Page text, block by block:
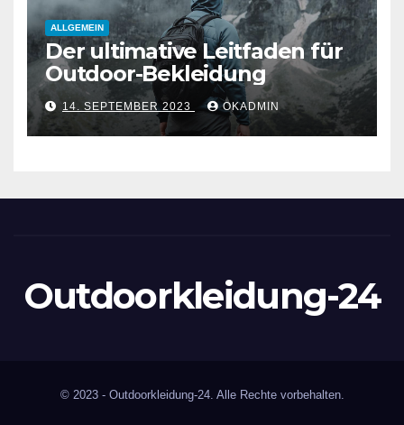
ALLGEMEIN
Der ultimative Leitfaden für
Outdoor-Bekleidung
14. SEPTEMBER 2023 OKADMIN
Outdoorkleidung-24
© 2023 - Outdoorkleidung-24. Alle Rechte vorbehalten.